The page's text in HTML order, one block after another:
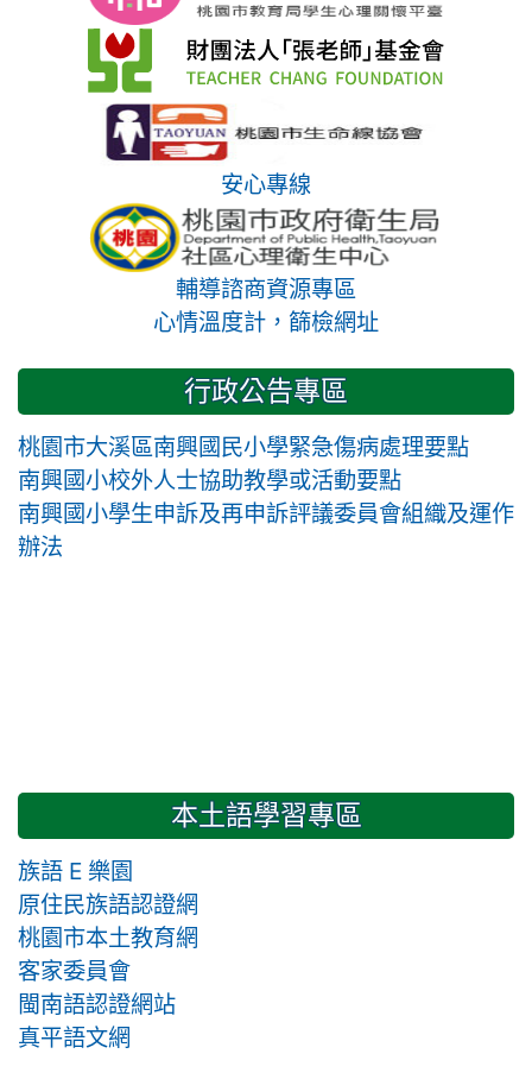
安心專線
輔導諮商資源專區
心情溫度計，篩檢網址
行政公告專區
桃園市大溪區南興國民小學緊急傷病處理要點
南興國小校外人士協助教學或活動要點
南興國小學生申訴及再申訴評議委員會組織及運作
辦法
本土語學習專區
族語 E 樂園
原住民族語認證網
桃園市本土教育網
客家委員會
閩南語認證網站
真平語文網